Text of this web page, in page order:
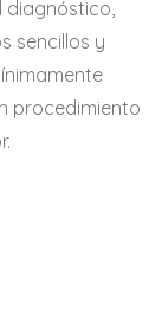
diagnóstico,
sencillos y
procedimiento